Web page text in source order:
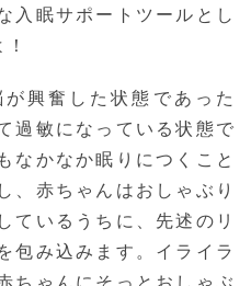
入眠サポートツールとし
興奮した状態であった
過敏になっている状態で
なかなか眠りにつくこと
、赤ちゃんはおしゃぶり
ているうちに、先述のリ
包み込みます。イライラ